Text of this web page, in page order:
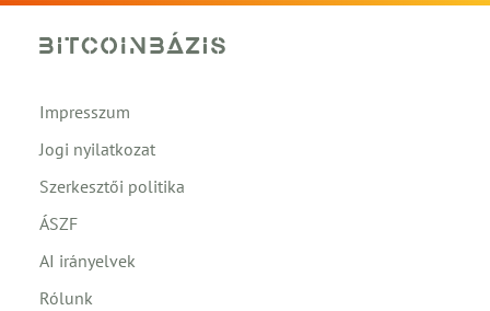
Impresszum
Jogi nyilatkozat
Szerkesztői politika
ÁSZF
AI irányelvek
Rólunk